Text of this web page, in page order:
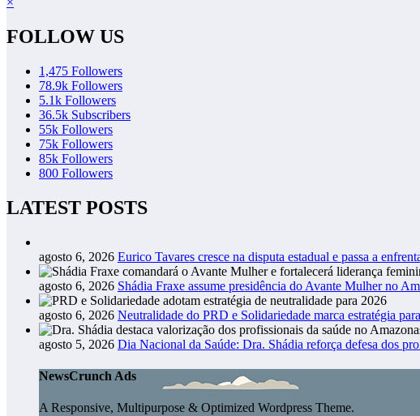
FOLLOW US
1,475 Followers
78.9k Followers
5.1k Followers
36.5k Subscribers
55k Followers
75k Followers
85k Followers
800 Followers
LATEST POSTS
agosto 6, 2026 Eurico Tavares cresce na disputa estadual e passa a
agosto 6, 2026 Shádia Fraxe assume presidência do Avante Mulher no
agosto 6, 2026 Neutralidade do PRD e Solidariedade marca estratégia
agosto 5, 2026 Dia Nacional da Saúde: Dra. Shádia reforça defesa dos
NewsCrunch Ads
A Responsive, Multipurpose & Optimized Wordpress Theme.